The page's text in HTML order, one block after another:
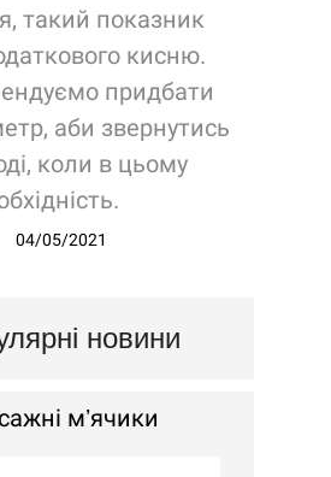
такий показник
кисню.
придбати
аби звернутись
коли в цьому
04/05/2021
новини
мʼячики